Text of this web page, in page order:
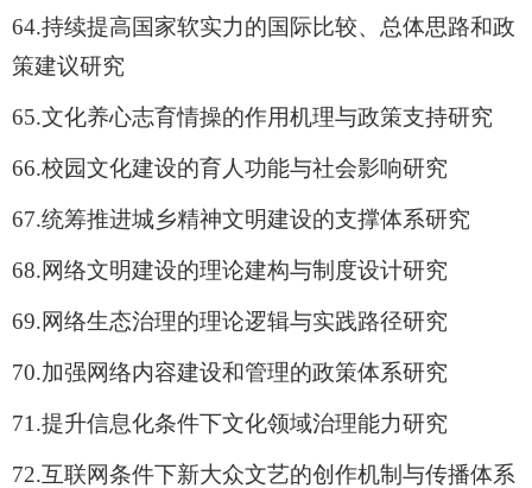
64.持续提高国家软实力的国际比较、总体思路和政
策建议研究
65.文化养心志育情操的作用机理与政策支持研究
66.校园文化建设的育人功能与社会影响研究
67.统筹推进城乡精神文明建设的支撑体系研究
68.网络文明建设的理论建构与制度设计研究
69.网络生态治理的理论逻辑与实践路径研究
70.加强网络内容建设和管理的政策体系研究
71.提升信息化条件下文化领域治理能力研究
72.互联网条件下新大众文艺的创作机制与传播体系